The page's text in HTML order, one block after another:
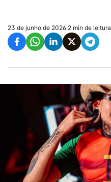
23 de junho de 2026·2 min de leitura